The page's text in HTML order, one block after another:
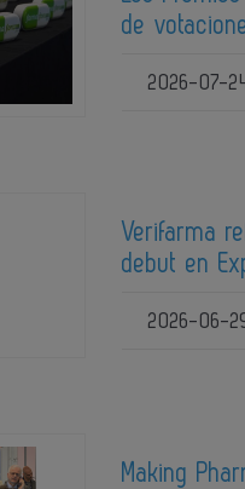
de
2026-07-24
Verifarma
debut en
2026-06-
Making